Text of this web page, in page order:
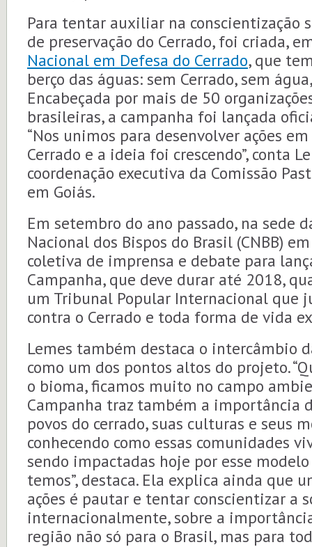
Para tentar auxiliar na conscientização
de preservação do Cerrado, foi criada,
Nacional em Defesa do Cerrado, que
berço das águas: sem Cerrado, sem
Encabeçada por mais de 50
brasileiras, a campanha foi lançada
“Nos unimos para desenvolver ações
Cerrado e a ideia foi crescendo”, conta
coordenação executiva da Comissão
em Goiás.
Em setembro do ano passado, na sede
Nacional dos Bispos do Brasil (CNBB)
coletiva de imprensa e debate para
Campanha, que deve durar até 2018,
um Tribunal Popular Internacional que
contra o Cerrado e toda forma de vida
Lemes também destaca o intercâmbio
como um dos pontos altos do projeto.
o bioma, ficamos muito no campo
Campanha traz também a importância
povos do cerrado, suas culturas e seus
conhecendo como essas comunidades
sendo impactadas hoje por esse
temos”, destaca. Ela explica ainda que
ações é pautar e tentar conscientizar a
internacionalmente, sobre a
região não só para o Brasil, mas para